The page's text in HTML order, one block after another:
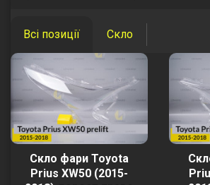
Всі позиції Скло
Скло фари Toyota
Prius XW50 (2015-